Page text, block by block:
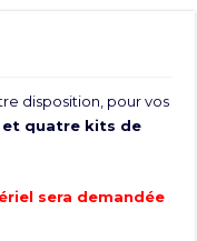
disposition, pour vos
et quatre kits de
sera demandée